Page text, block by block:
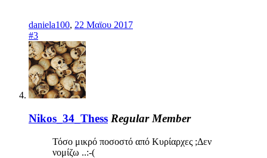
daniela100, 22 Μαϊου 2017
#3
Nikos_34_Thess Regular Member
Τόσο μικρό ποσοστό από Κυρίαρχες ;Δεν
νομίζω ..:-(